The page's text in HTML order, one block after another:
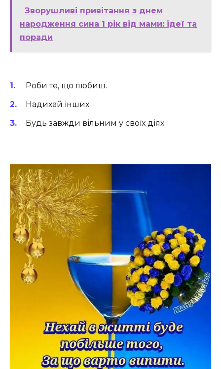
Зворушливі привітання з днем
народження сина 1 рік від мами: ідеї та
поради
Роби те, що любиш.
Надихай інших.
Будь завжди вільним у своїх діях.